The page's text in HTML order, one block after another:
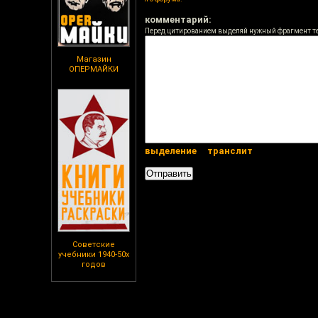
Магазин
ОПЕРМАЙКИ
Советские
учебники 1940-50х
годов
комментарий:
Перед цитированием выделяй нужный фрагмент
выделение транслит